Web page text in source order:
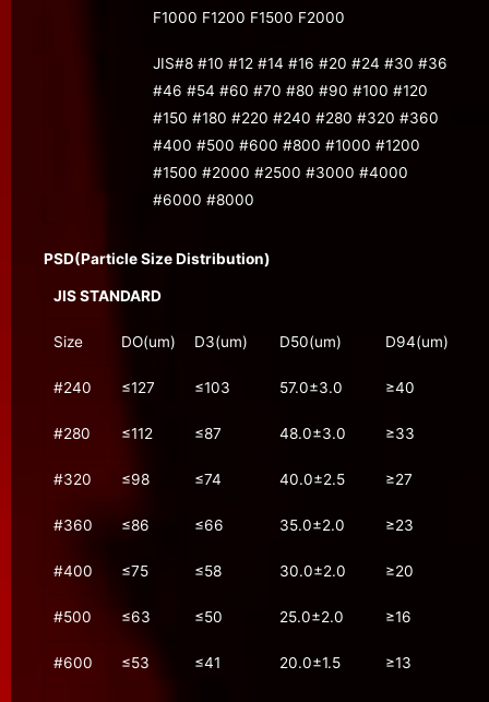
F1000 F1200 F1500 F2000
JIS#8 #10 #12 #14 #16 #20 #24 #30 #36
#46 #54 #60 #70 #80 #90 #100 #120
#150 #180 #220 #240 #280 #320 #360
#400 #500 #600 #800 #1000 #1200
#1500 #2000 #2500 #3000 #4000
#6000 #8000
PSD(Particle Size Distribution)
JIS STANDARD
Size DO(um) D3(um) D50(um) D94(um)
#240 ≤127 ≤103 57.0±3.0 ≥40
#280 ≤112 ≤87 48.0±3.0 ≥33
#320 ≤98 ≤74 40.0±2.5 ≥27
#360 ≤86 ≤66 35.0±2.0 ≥23
#400 ≤75 ≤58 30.0±2.0 ≥20
#500 ≤63 ≤50 25.0±2.0 ≥16
#600 ≤53 ≤41 20.0±1.5 ≥13